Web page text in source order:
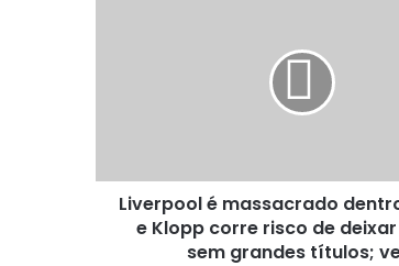
corre
riscoLiverpool é massacrado
e Klopp corre risco de
sem grandes títulos;